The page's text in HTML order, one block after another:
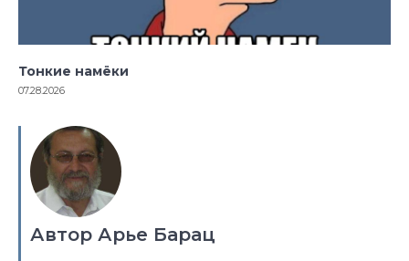
Тонкие намёки
07.28.2026
Автор Арье Барац